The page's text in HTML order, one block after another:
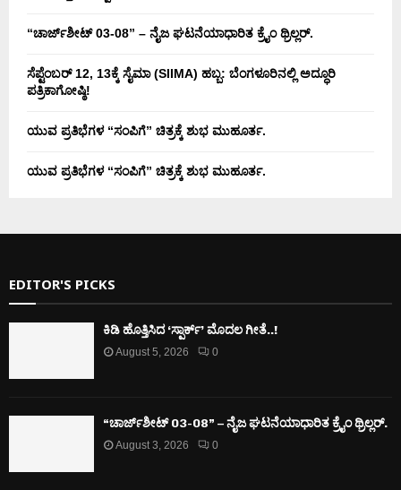
“ಚಾರ್ಜ್‌ಶೀಟ್ 03-08” – ನೈಜ ಘಟನೆಯಾಧಾರಿತ ಕ್ರೈಂ ಥ್ರಿಲ್ಲರ್.
ಸೆಪ್ಟೆಂಬರ್ 12, 13ಕ್ಕೆ ಸೈಮಾ (SIIMA) ಹಬ್ಬ: ಬೆಂಗಳೂರಿನಲ್ಲಿ ಅದ್ಧೂರಿ
ಪತ್ರಿಕಾಗೋಷ್ಠಿ!
ಯುವ ಪ್ರತಿಭೆಗಳ “ಸಂಪಿಗೆ” ಚಿತ್ರಕ್ಕೆ ಶುಭ ಮುಹೂರ್ತ.
ಯುವ ಪ್ರತಿಭೆಗಳ “ಸಂಪಿಗೆ” ಚಿತ್ರಕ್ಕೆ ಶುಭ ಮುಹೂರ್ತ.
EDITOR'S PICKS
ಕಿಡಿ‌‌ ಹೊತ್ತಿಸಿದ ‘ಸ್ಪಾರ್ಕ್’ ಮೊದಲ‌ ಗೀತೆ..!
August 5, 2026 0
“ಚಾರ್ಜ್‌ಶೀಟ್ 03-08” – ನೈಜ ಘಟನೆಯಾಧಾರಿತ ಕ್ರೈಂ ಥ್ರಿಲ್ಲರ್.
August 3, 2026 0